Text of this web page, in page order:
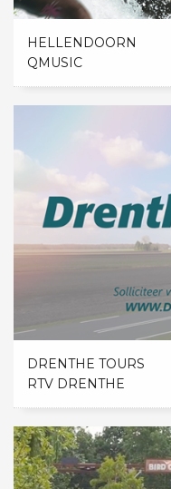
HELLENDOORN
QMUSIC
DRENTHE TOURS
RTV DRENTHE